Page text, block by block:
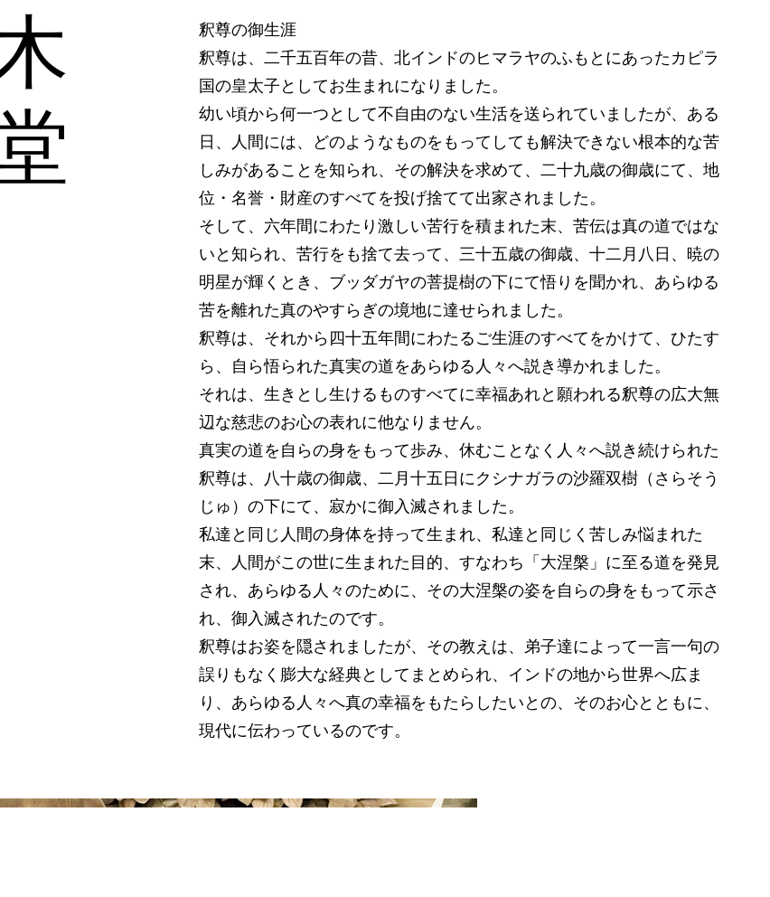
釈尊の御生涯
釈尊は、二千五百年の昔、北インドのヒマラヤのふもとにあったカピラ
国の皇太子としてお生まれになりました。
幼い頃から何一つとして不自由のない生活を送られていましたが、ある
日、人間には、どのようなものをもってしても解決できない根本的な苦
しみがあることを知られ、その解決を求めて、二十九歳の御歳にて、地
位・名誉・財産のすべてを投げ捨てて出家されました。
そして、六年間にわたり激しい苦行を積まれた末、苦伝は真の道ではな
いと知られ、苦行をも捨て去って、三十五歳の御歳、十二月八日、暁の
明星が輝くとき、ブッダガヤの菩提樹の下にて悟りを聞かれ、あらゆる
苦を離れた真のやすらぎの境地に達せられました。
釈尊は、それから四十五年間にわたるご生涯のすべてをかけて、ひたす
ら、自ら悟られた真実の道をあらゆる人々へ説き導かれました。
それは、生きとし生けるものすべてに幸福あれと願われる釈尊の広大無
辺な慈悲のお心の表れに他なりません。
真実の道を自らの身をもって歩み、休むことなく人々へ説き続けられた
釈尊は、八十歳の御歳、二月十五日にクシナガラの沙羅双樹（さらそう
じゅ）の下にて、寂かに御入滅されました。
私達と同じ人間の身体を持って生まれ、私達と同じく苦しみ悩まれた
末、人間がこの世に生まれた目的、すなわち「大涅槃」に至る道を発見
され、あらゆる人々のために、その大涅槃の姿を自らの身をもって示さ
れ、御入滅されたのです。
釈尊はお姿を隠されましたが、その教えは、弟子達によって一言一句の
誤りもなく膨大な経典としてまとめられ、インドの地から世界へ広ま
り、あらゆる人々へ真の幸福をもたらしたいとの、そのお心とともに、
現代に伝わっているのです。